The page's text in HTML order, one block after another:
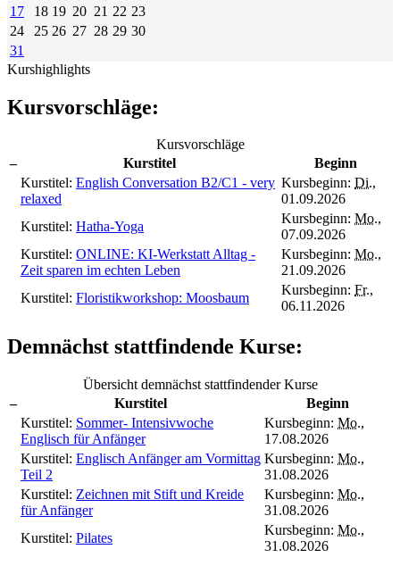
17
18 19 20 21 22 23
24
25 26 27 28 29 30
31
Kurshighlights
Kursvorschläge:
Kursvorschläge
–
Kurstitel
Beginn
Kurstitel: English Conversation B2/C1 - very
relaxed
Kursbeginn: Di.,
01.09.2026
Kurstitel: Hatha-Yoga
Kursbeginn: Mo.,
07.09.2026
Kurstitel: ONLINE: KI-Werkstatt Alltag -
Zeit sparen im echten Leben
Kursbeginn: Mo.,
21.09.2026
Kurstitel: Floristikworkshop: Moosbaum
Kursbeginn: Fr.,
06.11.2026
Demnächst stattfindende Kurse:
Übersicht demnächst stattfindender Kurse
–
Kurstitel
Beginn
Kurstitel: Sommer- Intensivwoche
Englisch für Anfänger
Kursbeginn: Mo.,
17.08.2026
Kurstitel: Englisch Anfänger am Vormittag
Teil 2
Kursbeginn: Mo.,
31.08.2026
Kurstitel: Zeichnen mit Stift und Kreide
für Anfänger
Kursbeginn: Mo.,
31.08.2026
Kurstitel: Pilates
Kursbeginn: Mo.,
31.08.2026